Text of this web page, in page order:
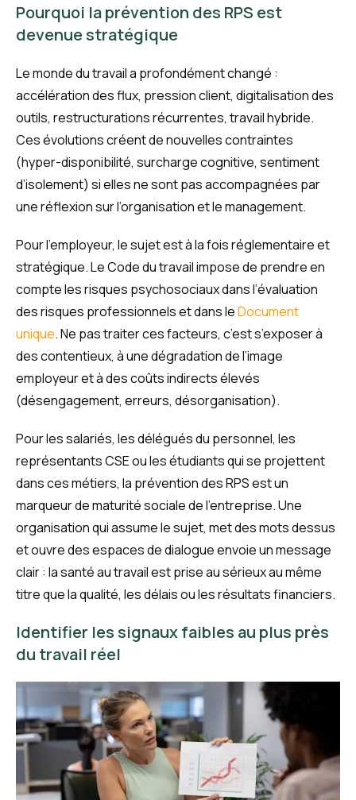
Pourquoi la prévention des RPS est
devenue stratégique
Le monde du travail a profondément changé :
accélération des flux, pression client, digitalisation des
outils, restructurations récurrentes, travail hybride.
Ces évolutions créent de nouvelles contraintes
(hyper-disponibilité, surcharge cognitive, sentiment
d’isolement) si elles ne sont pas accompagnées par
une réflexion sur l’organisation et le management.
Pour l’employeur, le sujet est à la fois réglementaire et
stratégique. Le Code du travail impose de prendre en
compte les risques psychosociaux dans l’évaluation
des risques professionnels et dans leDocument
unique. Ne pas traiter ces facteurs, c’est s’exposer à
des contentieux, à une dégradation de l’image
employeur et à des coûts indirects élevés
(désengagement, erreurs, désorganisation).
Pour les salariés, les délégués du personnel, les
représentants CSE ou les étudiants qui se projettent
dans ces métiers, la prévention des RPS est un
marqueur de maturité sociale de l’entreprise. Une
organisation qui assume le sujet, met des mots dessus
et ouvre des espaces de dialogue envoie un message
clair : la santé au travail est prise au sérieux au même
titre que la qualité, les délais ou les résultats financiers.
Identifier les signaux faibles au plus près
du travail réel